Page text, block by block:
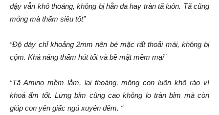
dậy vẫn khô thoáng, không bị hằn da hay tràn tã luôn. Tã cũng
mỏng mà thấm siêu tốt”
“Độ dày chỉ khoảng 2mm nên bé mặc rất thoải mái, không bị
cộm. Khả năng thấm hút tốt và bề mặt mềm mại”
“Tã Amino mềm lắm, lại thoáng, mông con luôn khô ráo vì
khoá ẩm tốt. Lưng bỉm cũng cao không lo tràn bỉm mà còn
giúp con yên giấc ngủ xuyên đêm. “